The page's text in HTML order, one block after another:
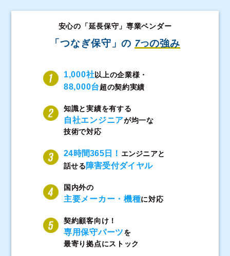
安心の「延長保守」専業ベンダー
「つなぎ保守」の 7つの強み
1,000社以上の企業様・
88,000台超の契約実績
知識と実績を有する
自社エンジニアが均一な
技術で対応
24時間365日！ エンジニアと
話せる障害受付ダイヤル
国内外の
主要メーカー・機種に対応
契約顧客向け！
専用保守パーツを
最寄り拠点にストック